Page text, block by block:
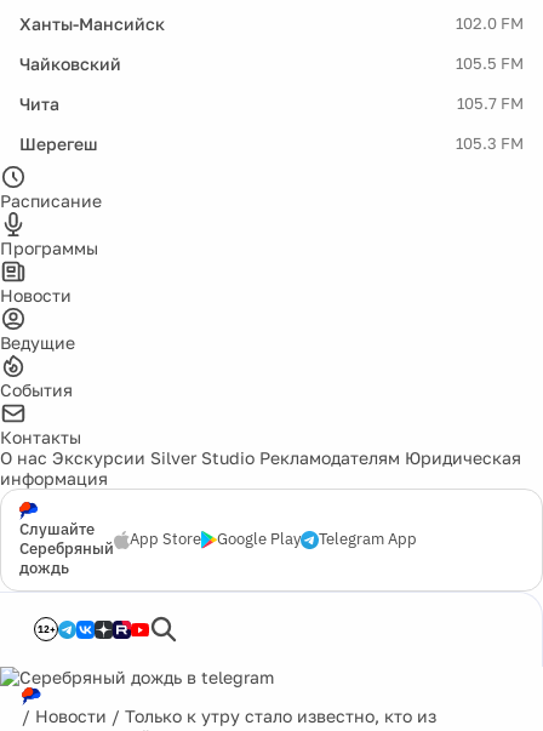
Ханты-Мансийск 102.0 FM
Чайковский 105.5 FM
Чита 105.7 FM
Шерегеш 105.3 FM
Расписание
Программы
Новости
Ведущие
События
Контакты
О нас Экскурсии Silver Studio Рекламодателям Юридическая
информация
Слушайте
Серебряный
дождь
App Store Google Play Telegram App
12+
/ Новости / Только к утру стало известно, кто из